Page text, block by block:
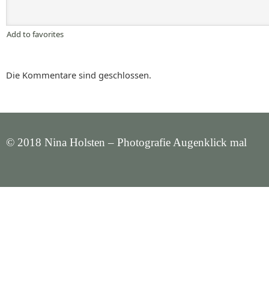
Add to favorites
Die Kommentare sind geschlossen.
© 2018 Nina Holsten – Photografie Augenklick mal